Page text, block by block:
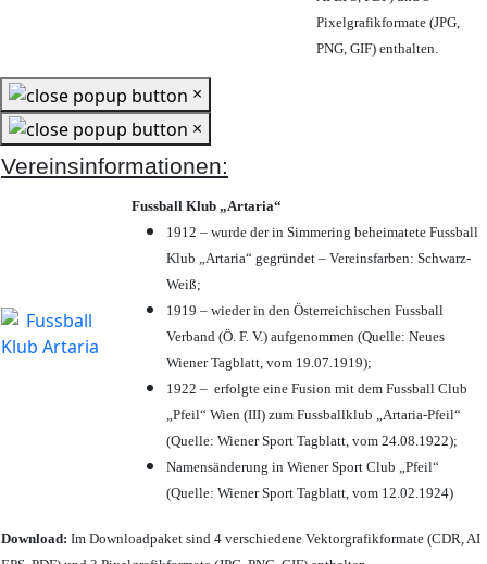
Pixelgrafikformate (JPG,
PNG, GIF) enthalten.
×
×
Vereinsinformationen:
Fussball Klub „Artaria“
1912 – wurde der in Simmering beheimatete Fussball
Klub „Artaria“ gegründet – Vereinsfarben: Schwarz-
Weiß;
1919 – wieder in den Österreichischen Fussball
Verband (Ö. F. V.) aufgenommen (Quelle: Neues
Wiener Tagblatt, vom 19.07.1919);
1922 – erfolgte eine Fusion mit dem Fussball Club
„Pfeil“ Wien (III) zum Fussballklub „Artaria-Pfeil“
(Quelle: Wiener Sport Tagblatt, vom 24.08.1922);
Namensänderung in Wiener Sport Club „Pfeil“
(Quelle: Wiener Sport Tagblatt, vom 12.02.1924)
Download: Im Downloadpaket sind 4 verschiedene Vektorgrafikformate (CDR, AI